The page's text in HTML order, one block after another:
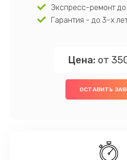
Экспресс-ремонт до
Гарантия - до 3-х
Цена: от
ОСТАВИТЬ